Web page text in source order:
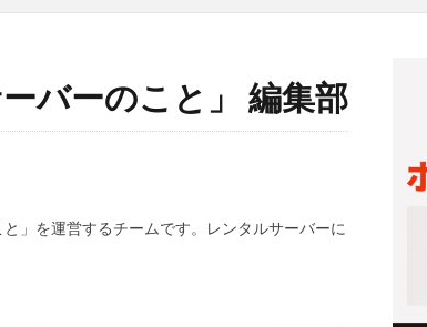
バーのこと」 編集部
」を運営するチームです。レンタルサーバーに